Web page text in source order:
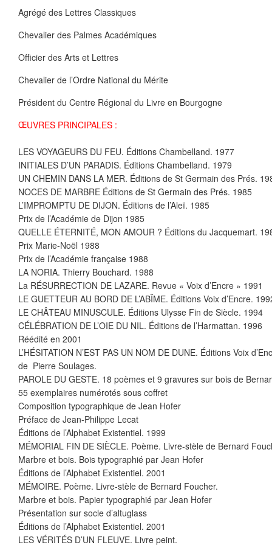
Agrégé des Lettres Classiques
Chevalier des Palmes Académiques
Officier des Arts et Lettres
Chevalier de l’Ordre National du Mérite
Président du Centre Régional du Livre en Bourgogne
ŒUVRES PRINCIPALES :
LES VOYAGEURS DU FEU. Éditions Chambelland. 1977
INITIALES D’UN PARADIS. Éditions Chambelland. 1979
UN CHEMIN DANS LA MER. Éditions de St Germain des Prés.
NOCES DE MARBRE Éditions de St Germain des Prés. 1985
L’IMPROMPTU DE DIJON. Éditions de l’Aleï. 1985
Prix de l’Académie de Dijon 1985
QUELLE ÉTERNITÉ, MON AMOUR ? Éditions du Jacquemart.
Prix Marie-Noël 1988
Prix de l’Académie française 1988
LA NORIA. Thierry Bouchard. 1988
La RÉSURRECTION DE LAZARE. Revue « Voix d’Encre » 1991
LE GUETTEUR AU BORD DE L’ABÎME. Éditions Voix d’Encre.
LE CHÂTEAU MINUSCULE. Éditions Ulysse Fin de Siècle. 1994
CÉLÉBRATION DE L’OIE DU NIL. Éditions de l’Harmattan. 1996
Réédité en 2001
L’HÉSITATION N’EST PAS UN NOM DE DUNE. Éditions Voix
de Pierre Soulages.
PAROLE DU GESTE. 18 poèmes et 9 gravures sur bois de
55 exemplaires numérotés sous coffret
Composition typographique de Jean Hofer
Préface de Jean-Philippe Lecat
Éditions de l’Alphabet Existentiel. 1999
MÉMORIAL FIN DE SIÈCLE. Poème. Livre-stèle de Bernard
Marbre et bois. Bois typographié par Jean Hofer
Éditions de l’Alphabet Existentiel. 2001
MÉMOIRE. Poème. Livre-stèle de Bernard Foucher.
Marbre et bois. Papier typographié par Jean Hofer
Présentation sur socle d’altuglass
Éditions de l’Alphabet Existentiel. 2001
LES VÉRITÉS D’UN FLEUVE. Livre peint.